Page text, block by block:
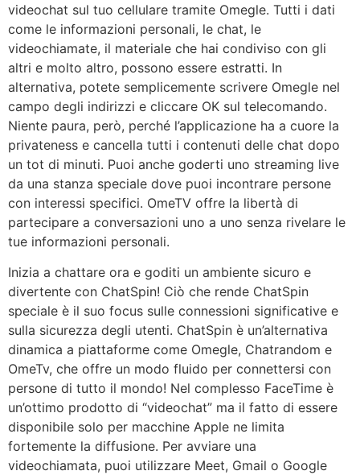
videochat sul tuo cellulare tramite Omegle. Tutti i dati
come le informazioni personali, le chat, le
videochiamate, il materiale che hai condiviso con gli
altri e molto altro, possono essere estratti. In
alternativa, potete semplicemente scrivere Omegle nel
campo degli indirizzi e cliccare OK sul telecomando.
Niente paura, però, perché l’applicazione ha a cuore la
privateness e cancella tutti i contenuti delle chat dopo
un tot di minuti. Puoi anche goderti uno streaming live
da una stanza speciale dove puoi incontrare persone
con interessi specifici. OmeTV offre la libertà di
partecipare a conversazioni uno a uno senza rivelare le
tue informazioni personali.
Inizia a chattare ora e goditi un ambiente sicuro e
divertente con ChatSpin! Ciò che rende ChatSpin
speciale è il suo focus sulle connessioni significative e
sulla sicurezza degli utenti. ChatSpin è un’alternativa
dinamica a piattaforme come Omegle, Chatrandom e
OmeTv, che offre un modo fluido per connettersi con
persone di tutto il mondo! Nel complesso FaceTime è
un’ottimo prodotto di “videochat” ma il fatto di essere
disponibile solo per macchine Apple ne limita
fortemente la diffusione. Per avviare una
videochiamata, puoi utilizzare Meet, Gmail o Google